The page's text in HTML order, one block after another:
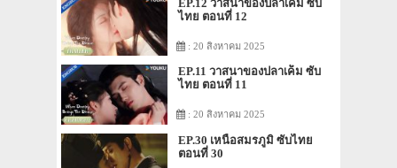
EP.12 วาสนาของปลาเค็ม ซับ
ไทย ตอนที่ 12
: 20 สิงหาคม 2025
EP.11 วาสนาของปลาเค็ม ซับ
ไทย ตอนที่ 11
: 20 สิงหาคม 2025
EP.30 เหนือสมรภูมิ ซับไทย
ตอนที่ 30